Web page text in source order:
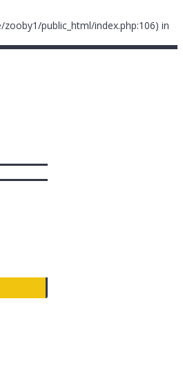
public_html/index.php:106) in